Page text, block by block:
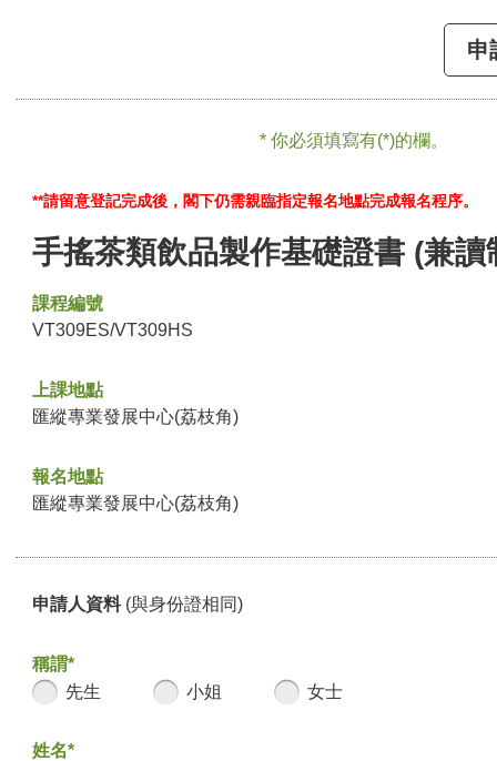
申
* 你必須填寫有(*)的欄。
**請留意登記完成後，閣下仍需親臨指定報名地點完成報名程序。
手搖茶類飲品製作基礎證書 (兼讀
課程編號
VT309ES/VT309HS
上課地點
匯縱專業發展中心(荔枝角)
報名地點
匯縱專業發展中心(荔枝角)
申請人資料 (與身份證相同)
稱謂*
先生
小姐 女士
姓名*